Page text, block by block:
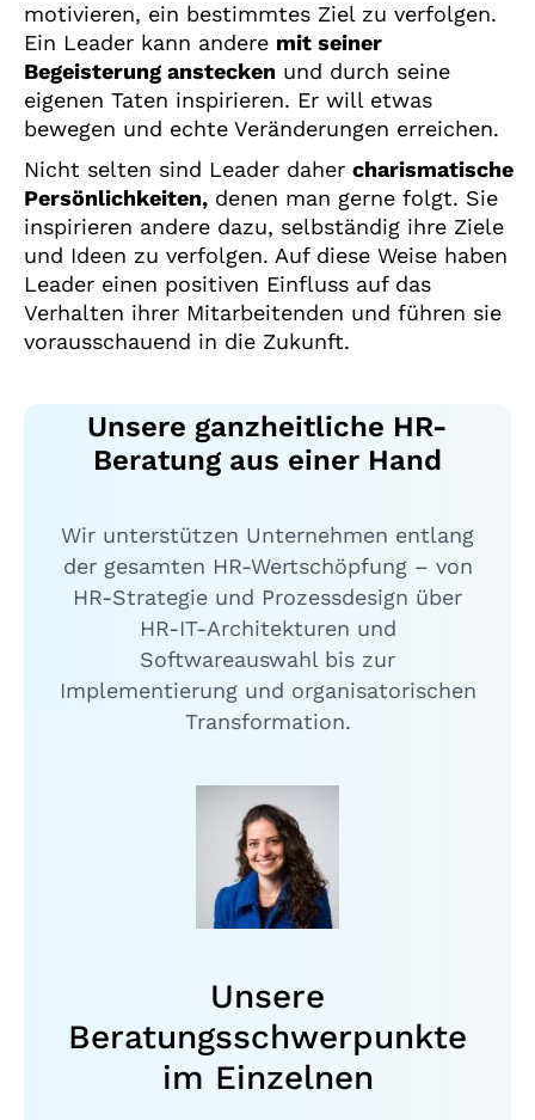
motivieren, ein bestimmtes Ziel zu verfolgen.
Ein Leader kann andere mit seiner
Begeisterung anstecken und durch seine
eigenen Taten inspirieren. Er will etwas
bewegen und echte Veränderungen erreichen.
Nicht selten sind Leader daher charismatische
Persönlichkeiten, denen man gerne folgt. Sie
inspirieren andere dazu, selbständig ihre Ziele
und Ideen zu verfolgen. Auf diese Weise haben
Leader einen positiven Einfluss auf das
Verhalten ihrer Mitarbeitenden und führen sie
vorausschauend in die Zukunft.
Unsere ganzheitliche HR-
Beratung aus einer Hand
Wir unterstützen Unternehmen entlang
der gesamten HR-Wertschöpfung – von
HR-Strategie und Prozessdesign über
HR-IT-Architekturen und
Softwareauswahl bis zur
Implementierung und organisatorischen
Transformation.
Unsere
Beratungsschwerpunkte
im Einzelnen